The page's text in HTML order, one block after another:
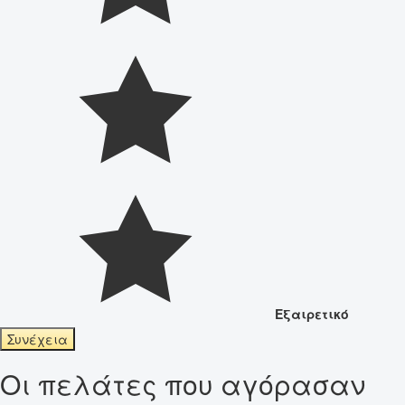
Εξαιρετικό
Συνέχεια
Οι πελάτες που αγόρασαν